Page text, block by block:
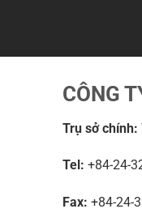
CÔNG
Trụ sở chính:
Tel: +84-24-
Fax: +84-24-